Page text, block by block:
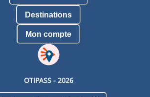
Destinations
Mon compte
OTIPASS - 2026